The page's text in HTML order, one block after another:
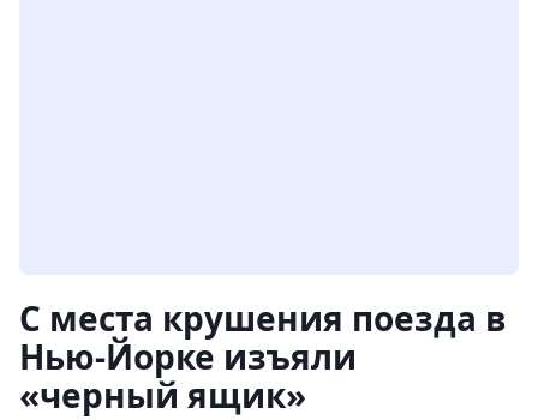
С места крушения поезда в
Нью-Йорке изъяли
«черный ящик»